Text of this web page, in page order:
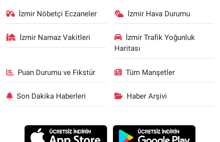
İzmir Nöbetçi Eczaneler İzmir Hava Durumu
İzmir Namaz Vakitleri
İzmir Trafik Yoğunluk
Haritası
Puan Durumu ve Fikstür Tüm Manşetler
Son Dakika Haberleri Haber Arşivi